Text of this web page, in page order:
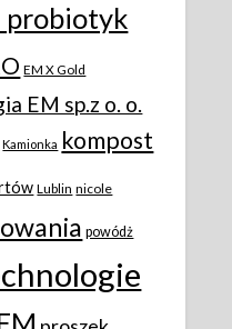
probiotyk
EM X Gold
EM sp.z o. o.
Kamionka kompost
Lublin nicole
powódż